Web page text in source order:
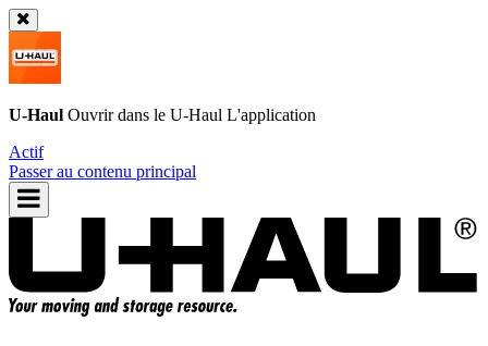
U-Haul Ouvrir dans le U-Haul L'application
Actif
Passer au contenu principal